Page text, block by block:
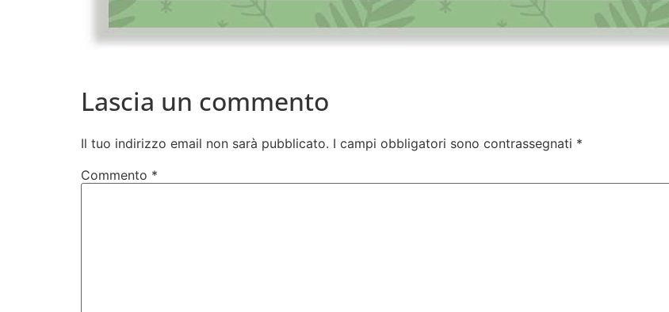
Lascia un commento
Il tuo indirizzo email non sarà pubblicato. I campi obbligatori sono contrassegnati *
Commento *